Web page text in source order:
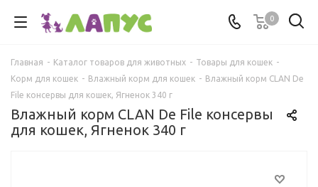
0
Главная - Каталог товаров для животных - Товары для кошек -
Корм для кошек - Влажный корм для кошек - Влажный корм CLAN De
File консервы для кошек, Ягненок 340 г
Влажный корм CLAN De File консервы
для кошек, Ягненок 340 г